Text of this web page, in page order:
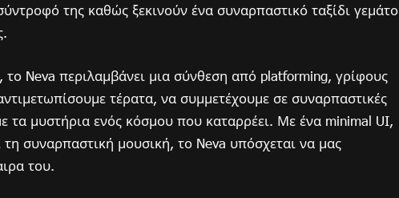
της καθώς ξεκινούν ένα συναρπαστικό ταξίδι γεμάτο
, το Neva περιλαμβάνει μια σύνθεση από platforming, γρίφους
τέρατα, να συμμετέχουμε σε συναρπαστικές
τα μυστήρια ενός κόσμου που καταρρέει. Με ένα minimal UI,
συναρπαστική μουσική, το Neva υπόσχεται να μας
του.